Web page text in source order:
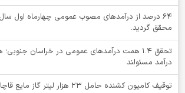
64 درصد از درآمدهای مصوب عمومی چهارماه اول
محقق گردید.
تحقق ۱.۴ همت درآمدهای عمومی در خراسان
درآمد مسئولند
توقيف کامیون کشنده حامل 23 هزار لیتر گاز مایع قاچاق در نهبندان